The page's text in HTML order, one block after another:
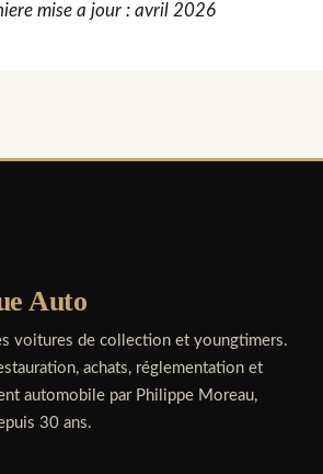
mise a jour : avril 2026
Auto
voitures de collection et youngtimers.
achats, réglementation et
automobile par Philippe Moreau,
30 ans.